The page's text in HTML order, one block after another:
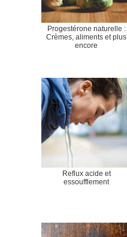
Progestérone naturelle :
Crèmes, aliments et plus
encore
Reflux acide et
essoufflement